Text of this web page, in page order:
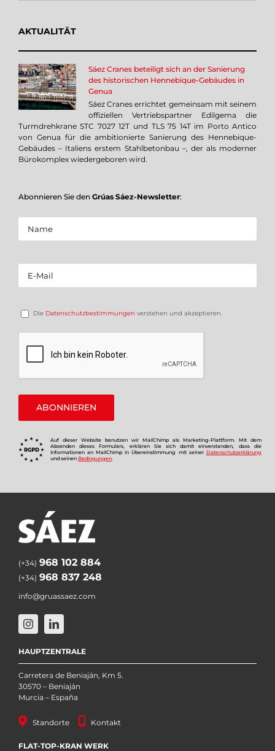
AKTUALITÄT
Sáez Cranes beteiligt sich an der Sanierung
des historischen Hennebique-Gebäudes in
Genua
Sáez Cranes errichtet gemeinsam mit seinem
offiziellen Vertriebspartner Edilgema die
Turmdrehkrane STC 7027 12T und TLS 75 14T im Porto Antico
von Genua für die ambitionierte Sanierung des Hennebique-
Gebäudes – Italiens erstem Stahlbetonbau –, der als moderner
Bürokomplex wiedergeboren wird.
Abonnieren Sie den Grúas Sáez-Newsletter:
Die Datenschutzbestimmungen verstehen und akzeptieren.
Auf dieser Website benutzen wir MailChimp als Marketing-Plattform. Mit dem
Absenden dieses Formulars, erklären Sie sich damit einverstanden, dass die
Informationen an MailChimp in Übereinstimmung mit seiner Datenschutzerklärung
und seinen Bedingungen.
(+34) 968 102 884
(+34) 968 837 248
info@gruassaez.com
HAUPTZENTRALE
Carretera de Beniaján, Km 5.
30570 – Beniaján
Murcia – España
Standorte Kontakt
FLAT-TOP-KRAN WERK